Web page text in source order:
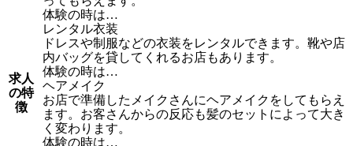
求人
の特
徴
体験の時は…
レンタル衣装
ドレスや制服などの衣装をレンタルできます。靴や店
内バッグを貸してくれるお店もあります。
体験の時は…
ヘアメイク
お店で準備したメイクさんにヘアメイクをしてもらえ
ます。お客さんからの反応も髪のセットによって大き
く変わります。
体験の時は…